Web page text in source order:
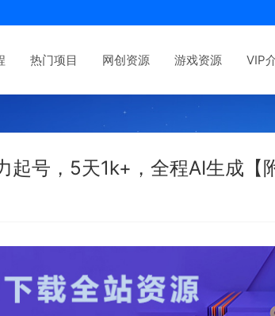
热门项目 网创资源 游戏资源 VIP
号，5天1k+，全程AI生成【